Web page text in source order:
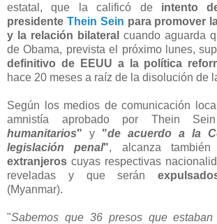
estatal, que la calificó de intento
presidente Thein Sein para promover
y la relación bilateral cuando aguarda
de Obama, prevista el próximo lunes,
definitivo de EEUU a la política
hace 20 meses a raíz de la disolución de
Según los medios de comunicación
amnistía aprobado por Thein
humanitarios" y "de acuerdo a la
legislación penal", alcanza
extranjeros cuyas respectivas
reveladas y que serán
(Myanmar).
"Sabemos que 36 presos que